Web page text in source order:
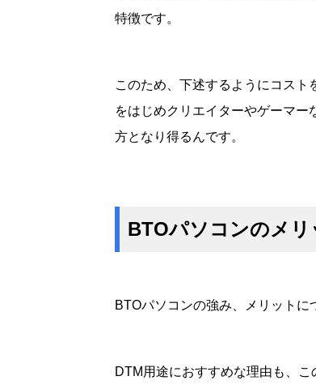
特徴です。
このため、下述するようにコス
をはじめクリエイターやゲーマ
方となり得るんです。
BTOパソコンのメリ
BTOパソコンの強み、メリットに
DTM用途におすすめな理由も、